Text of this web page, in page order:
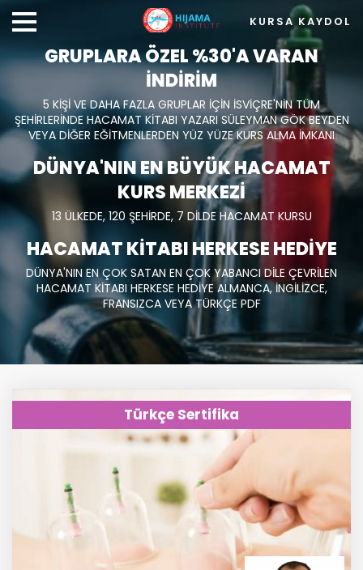
GRUPLARA ÖZEL %30'A VARAN
İNDİRİM
5 KİŞİ VE DAHA FAZLA GRUPLAR İÇİN İSVİÇRE'NİN TÜM
ŞEHİRLERİNDE HACAMAT KİTABI YAZARI SÜLEYMAN GÖK BEYDEN
VEYA DİĞER EĞİTMENLERDEN YÜZ YÜZE KURS ALMA İMKANI
DÜNYA'NIN EN BÜYÜK HACAMAT
KURS MERKEZİ
13 ÜLKEDE, 120 ŞEHİRDE, 7 DİLDE HACAMAT KURSU
HACAMAT KİTABI HERKESE HEDİYE
DÜNYA'NIN EN ÇOK SATAN EN ÇOK YABANCI DİLE ÇEVRİLEN
HACAMAT KİTABI HERKESE HEDİYE ALMANCA, İNGİLİZCE,
FRANSIZCA VEYA TÜRKÇE PDF
Türkçe Sertifika
KURSA KAYDOL